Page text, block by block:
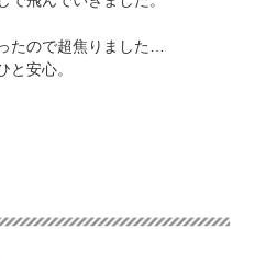
たので超焦りました…
と安心。